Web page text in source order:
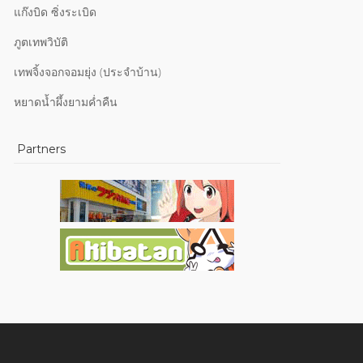
แก๊งบิด ซิ่งระเบิด
ภูตเทพวิบัติ
เทพจิ้งจอกจอมยุ่ง (ประจำบ้าน)
หยาดน้ำผึ้งยามค่ำคืน
Partners